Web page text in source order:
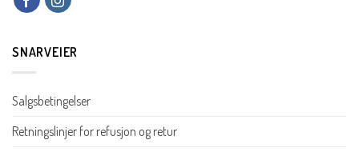
SNARVEIER
Salgsbetingelser
Retningslinjer for refusjon og retur